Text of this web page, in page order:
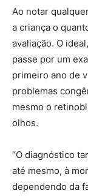
Ao notar
a criança o
avaliação. O
passe por um
primeiro ano de
problemas
mesmo o
olhos.
“O diagnóstico
até mesmo, à
dependendo da